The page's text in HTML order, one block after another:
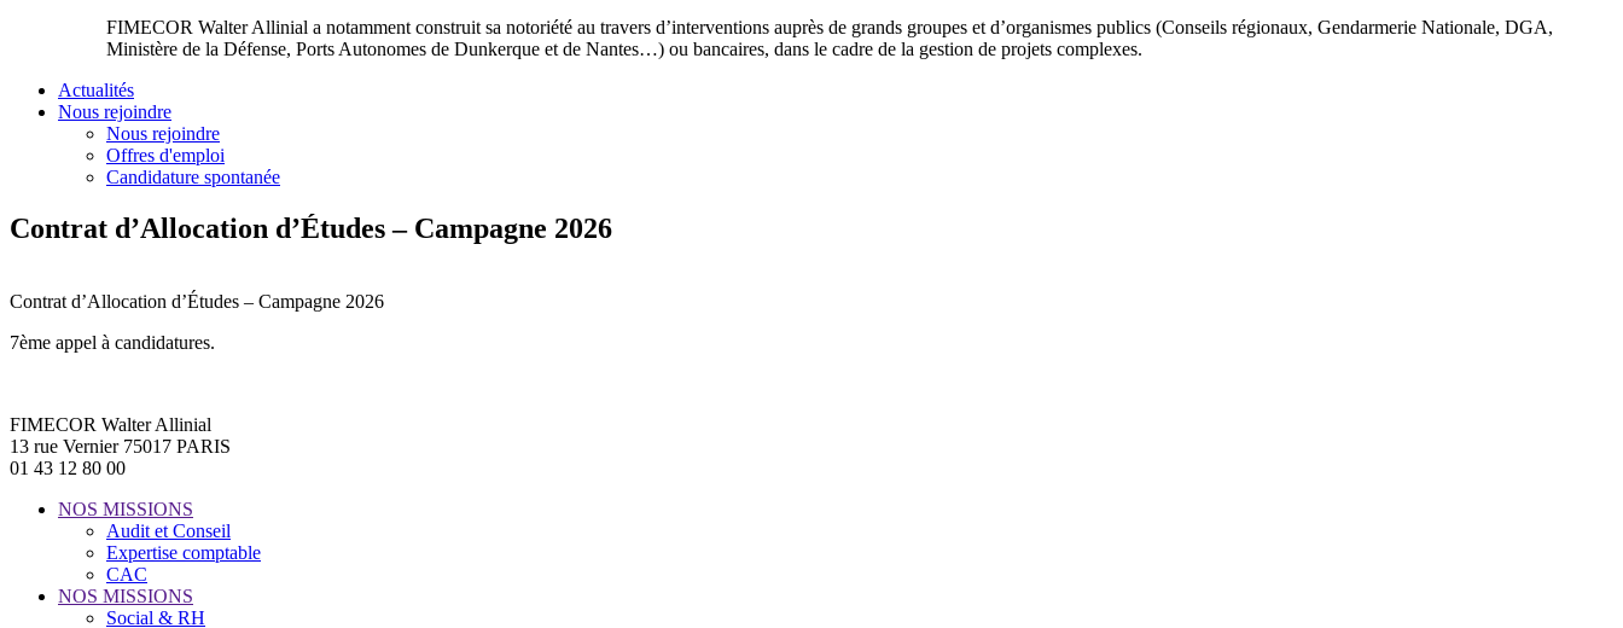
FIMECOR Walter Allinial a notamment construit sa notoriété au travers d’interventions auprès de grands groupes et d’organismes publics (Conseils régionaux, Gendarmerie Nationale, DGA,
Ministère de la Défense, Ports Autonomes de Dunkerque et de Nantes…) ou bancaires, dans le cadre de la gestion de projets complexes.
Actualités
Nous rejoindre
Nous rejoindre
Offres d'emploi
Candidature spontanée
Contrat d’Allocation d’Études – Campagne 2026
Contrat d’Allocation d’Études – Campagne 2026
7ème appel à candidatures.
FIMECOR Walter Allinial
13 rue Vernier 75017 PARIS
01 43 12 80 00
NOS MISSIONS
Audit et Conseil
Expertise comptable
CAC
NOS MISSIONS
Social & RH